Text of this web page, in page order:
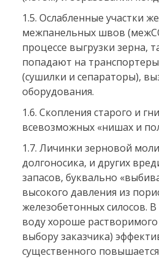
1.5. Ослабленные участки
межпанельных швов
процессе выгрузки зерна,
попадают на
(сушилки и сепараторы),
оборудования.
1.6. Скопления старого и
всевозможных «нишах и
1.7. Личинки зерновой
долгоносика, и других
запасов, буквально
высокого давления из
железобетонных силосов.
воду хороше
выбору заказчика)
существенного